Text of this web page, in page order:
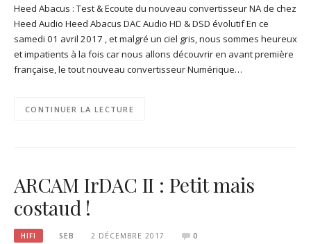
Heed Abacus : Test & Ecoute du nouveau convertisseur NA de chez
Heed Audio Heed Abacus DAC Audio HD & DSD évolutif En ce
samedi 01 avril 2017 , et malgré un ciel gris, nous sommes heureux
et impatients à la fois car nous allons découvrir en avant première
française, le tout nouveau convertisseur Numérique…
CONTINUER LA LECTURE
ARCAM IrDAC II : Petit mais
costaud !
HIFI SEB 2 DÉCEMBRE 2017 0